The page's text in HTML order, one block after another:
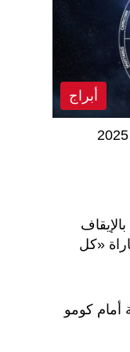
أبراج
«كل
أمام كومو